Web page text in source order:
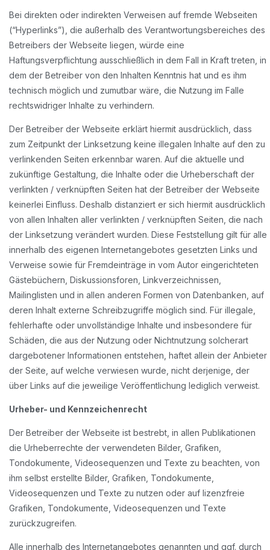
Bei direkten oder indirekten Verweisen auf fremde Webseiten
(“Hyperlinks”), die außerhalb des Verantwortungsbereiches des
Betreibers der Webseite liegen, würde eine
Haftungsverpflichtung ausschließlich in dem Fall in Kraft treten, in
dem der Betreiber von den Inhalten Kenntnis hat und es ihm
technisch möglich und zumutbar wäre, die Nutzung im Falle
rechtswidriger Inhalte zu verhindern.
Der Betreiber der Webseite erklärt hiermit ausdrücklich, dass
zum Zeitpunkt der Linksetzung keine illegalen Inhalte auf den zu
verlinkenden Seiten erkennbar waren. Auf die aktuelle und
zukünftige Gestaltung, die Inhalte oder die Urheberschaft der
verlinkten / verknüpften Seiten hat der Betreiber der Webseite
keinerlei Einfluss. Deshalb distanziert er sich hiermit ausdrücklich
von allen Inhalten aller verlinkten / verknüpften Seiten, die nach
der Linksetzung verändert wurden. Diese Feststellung gilt für alle
innerhalb des eigenen Internetangebotes gesetzten Links und
Verweise sowie für Fremdeinträge in vom Autor eingerichteten
Gästebüchern, Diskussionsforen, Linkverzeichnissen,
Mailinglisten und in allen anderen Formen von Datenbanken, auf
deren Inhalt externe Schreibzugriffe möglich sind. Für illegale,
fehlerhafte oder unvollständige Inhalte und insbesondere für
Schäden, die aus der Nutzung oder Nichtnutzung solcherart
dargebotener Informationen entstehen, haftet allein der Anbieter
der Seite, auf welche verwiesen wurde, nicht derjenige, der
über Links auf die jeweilige Veröffentlichung lediglich verweist.
Urheber- und Kennzeichenrecht
Der Betreiber der Webseite ist bestrebt, in allen Publikationen
die Urheberrechte der verwendeten Bilder, Grafiken,
Tondokumente, Videosequenzen und Texte zu beachten, von
ihm selbst erstellte Bilder, Grafiken, Tondokumente,
Videosequenzen und Texte zu nutzen oder auf lizenzfreie
Grafiken, Tondokumente, Videosequenzen und Texte
zurückzugreifen.
Alle innerhalb des Internetangebotes genannten und ggf. durch